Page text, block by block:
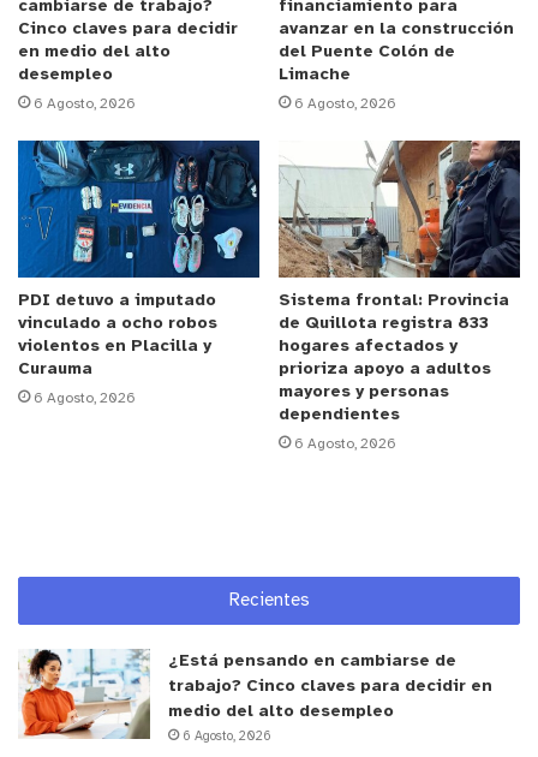
“Hasta el momento no se registran detenidos por
este hecho. Aún se continúan realizando
diligencias investigativas para dar con los
autores”, comunicó la teniente coronel Ingeborg
Villa, de la Prefectura de Viña del Mar.
Dentro de las lesiones que presenta el hombre
figura la quemadura que le dejó el roce de un
balazo con el que fue intimidado.
Fuente:Cooperativa
Policías indagan secuestro en Viña del
El día de hoy alrededor de las 12:10 hrs,
03 individuos con arma de fuego
interceptan un camión 3/4 a la salida
cambiarse de trabajo?
Cinco claves para decidir
en medio del alto
desempleo
6 Agosto, 2026
financiamiento para
avanzar en la construcción
del Puente Colón de
Limache
6 Agosto, 2026
PDI detuvo a imputado
vinculado a ocho robos
violentos en Placilla y
Curauma
6 Agosto, 2026
Sistema frontal: Provincia
de Quillota registra 833
hogares afectados y
prioriza apoyo a adultos
mayores y personas
dependientes
6 Agosto, 2026
Recientes
¿Está pensando en cambiarse de
trabajo? Cinco claves para decidir en
medio del alto desempleo
6 Agosto, 2026